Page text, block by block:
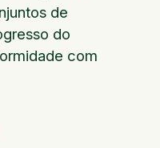
de
do
com